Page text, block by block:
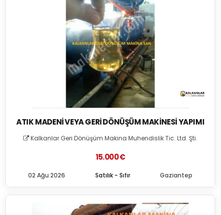
ATIK MADENI VEYA GERI DÖNÜŞÜM MAKINESI YAPIMI
Kalkanlar Geri Dönüşüm Makina Muhendislik Tic. Ltd. Şti.
15.000 €
Satılık - Sıfır
02 Ağu 2026 Gaziantep